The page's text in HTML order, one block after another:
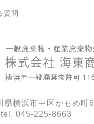
質問
県横浜市中区かもめ町6
tel. 045-225-8663